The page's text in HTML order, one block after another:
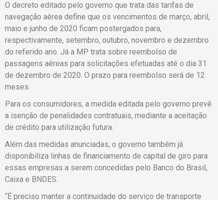
O decreto editado pelo governo que trata das tarifas de
navegação aérea define que os vencimentos de março, abril,
maio e junho de 2020 ficam postergados para,
respectivamente, setembro, outubro, novembro e dezembro
do referido ano. Já a MP trata sobre reembolso de
passagens aéreas para solicitações efetuadas até o dia 31
de dezembro de 2020. O prazo para reembolso será de 12
meses.
Para os consumidores, a medida editada pelo governo prevê
a isenção de penalidades contratuais, mediante a aceitação
de crédito para utilização futura.
Além das medidas anunciadas, o governo também já
disponibiliza linhas de financiamento de capital de giro para
essas empresas a serem concedidas pelo Banco do Brasil,
Caixa e BNDES.
“É preciso manter a continuidade do serviço de transporte